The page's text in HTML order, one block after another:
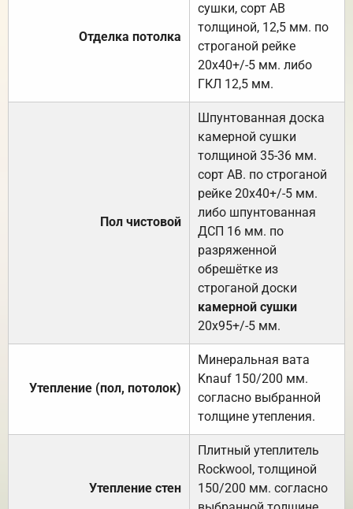
Отделка потолка
сушки, сорт АВ
толщиной, 12,5 мм. по
строганой рейке
20х40+/-5 мм. либо
ГКЛ 12,5 мм.
Пол чистовой
Шпунтованная доска
камерной сушки
толщиной 35-36 мм.
сорт АВ. по строганой
рейке 20х40+/-5 мм.
либо шпунтованная
ДСП 16 мм. по
разряженной
обрешётке из
строганой доски
камерной сушки
20х95+/-5 мм.
Утепление (пол, потолок)
Минеральная вата
Knauf 150/200 мм.
согласно выбранной
толщине утепления.
Утепление стен
Плитный утеплитель
Rockwool, толщиной
150/200 мм. согласно